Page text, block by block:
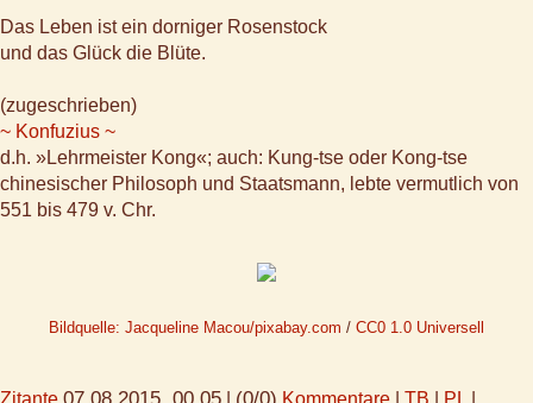
Das Leben ist ein dorniger Rosenstock
und das Glück die Blüte.
(zugeschrieben)
~ Konfuzius ~
d.h. »Lehrmeister Kong«; auch: Kung-tse oder Kong-tse
chinesischer Philosoph und Staatsmann, lebte vermutlich von
551 bis 479 v. Chr.
Bildquelle: Jacqueline Macou/pixabay.com / CC0 1.0 Universell
Zitante Kommentare TB PL